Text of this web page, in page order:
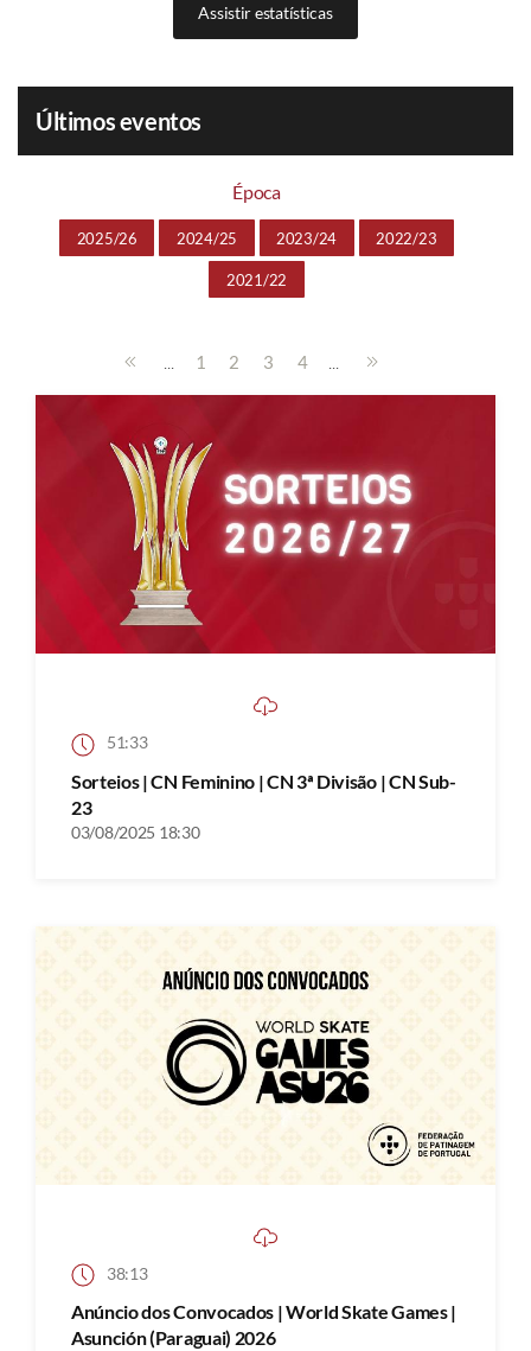
Assistir estatísticas
Últimos eventos
Época
2025/26 2024/25 2023/24 2022/23
2021/22
... 1 2 3 4 ...
51:33
Sorteios | CN Feminino | CN 3ª Divisão | CN Sub-
23
03/08/2025 18:30
38:13
Anúncio dos Convocados | World Skate Games |
Asunción (Paraguai) 2026